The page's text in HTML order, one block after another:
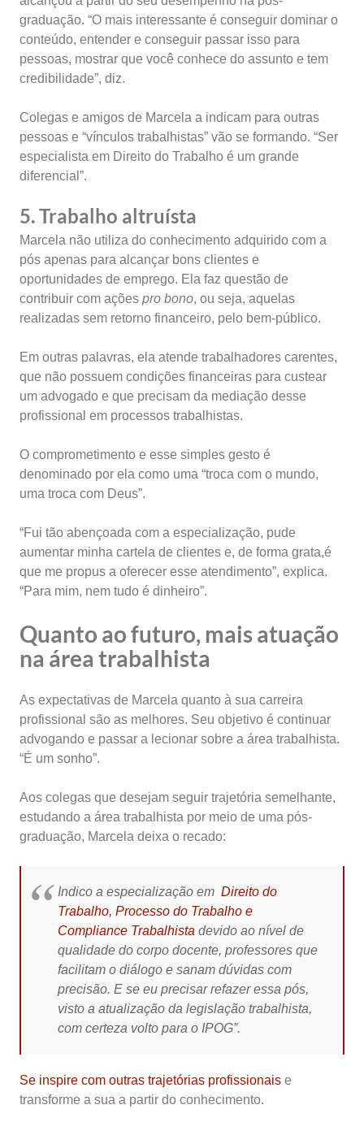
graduação. “O mais interessante é conseguir dominar o
conteúdo, entender e conseguir passar isso para
pessoas, mostrar que você conhece do assunto e tem
credibilidade”, diz.
Colegas e amigos de Marcela a indicam para outras
pessoas e “vínculos trabalhistas” vão se formando. “Ser
especialista em Direito do Trabalho é um grande
diferencial”.
5. Trabalho altruísta
Marcela não utiliza do conhecimento adquirido com a
pós apenas para alcançar bons clientes e
oportunidades de emprego. Ela faz questão de
contribuir com ações pro bono, ou seja, aquelas
realizadas sem retorno financeiro, pelo bem-público.
Em outras palavras, ela atende trabalhadores carentes,
que não possuem condições financeiras para custear
um advogado e que precisam da mediação desse
profissional em processos trabalhistas.
O comprometimento e esse simples gesto é
denominado por ela como uma “troca com o mundo,
uma troca com Deus”.
“Fui tão abençoada com a especialização, pude
aumentar minha cartela de clientes e, de forma grata,é
que me propus a oferecer esse atendimento”, explica.
“Para mim, nem tudo é dinheiro”.
Quanto ao futuro, mais atuação
na área trabalhista
As expectativas de Marcela quanto à sua carreira
profissional são as melhores. Seu objetivo é continuar
advogando e passar a lecionar sobre a área trabalhista.
“É um sonho”.
Aos colegas que desejam seguir trajetória semelhante,
estudando a área trabalhista por meio de uma pós-
graduação, Marcela deixa o recado:
Indico a especialização em Direito do
Trabalho, Processo do Trabalho e
Compliance Trabalhista devido ao nível de
qualidade do corpo docente, professores que
facilitam o diálogo e sanam dúvidas com
precisão. E se eu precisar refazer essa pós,
visto a atualização da legislação trabalhista,
com certeza volto para o IPOG”.
Se inspire com outras trajetórias profissionais e
transforme a sua a partir do conhecimento.